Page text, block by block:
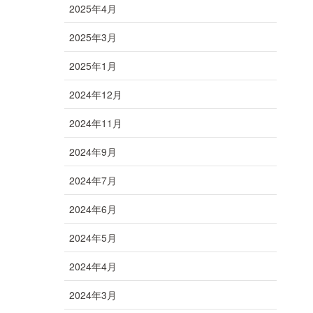
2025年4月
2025年3月
2025年1月
2024年12月
2024年11月
2024年9月
2024年7月
2024年6月
2024年5月
2024年4月
2024年3月